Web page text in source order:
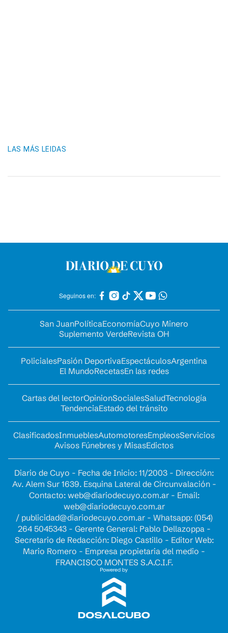
LAS MÁS LEIDAS
Seguinos en:
San JuanPolíticaEconomíaCuyo Minero
Suplemento VerdeRevista OH
PolicialesPasión DeportivaEspectáculosArgentina
El MundoRecetasEn las redes
Cartas del lectorOpinionSocialesSaludTecnología
TendenciaEstado del tránsito
ClasificadosInmueblesAutomotoresEmpleosServicios
Avisos Fúnebres y MisasEdictos
Diario de Cuyo - Fecha de Inicio: 11/2003 - Dirección:
Av. Alem Sur 1639. Esquina Lateral de Circunvalación -
Contacto: web@diariodecuyo.com.ar- Email:
web@diariodecuyo.com.ar
/ publicidad@diariodecuyo.com.ar- Whatsapp: (054)
264 5045343 - Gerente General: Pablo Dellazoppa -
Secretario de Redacción: Diego Castillo - Editor Web:
Mario Romero - Empresa propietaria del medio -
FRANCISCO MONTES S.A.C.I.F.